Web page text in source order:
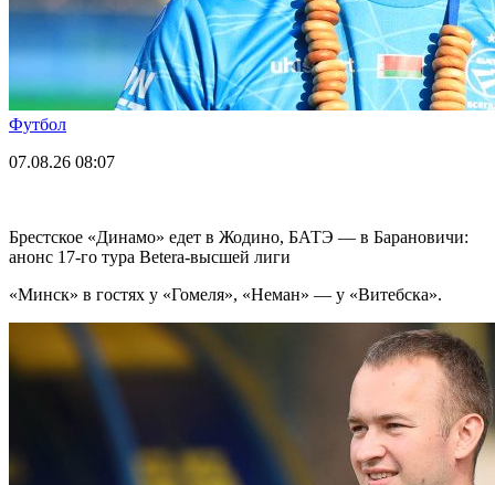
Футбол
07.08.26 08:07
Брестское «Динамо» едет в Жодино, БАТЭ — в Барановичи:
анонс 17-го тура Betera-высшей лиги
«Минск» в гостях у «Гомеля», «Неман» — у «Витебска».